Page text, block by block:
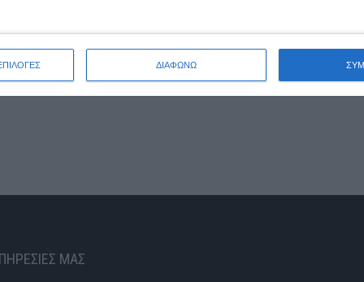
ΔΙΑΦΩΝΩ
Θεσσαλονίκη, Κύπρο, Σαουδική Αραβία και πολύ
νέο καινοτόμο και άρτια οργανωμένο concept, τόσο ως
των υπηρεσιών του, επικαιροποιώντας την
ΜΑΣ